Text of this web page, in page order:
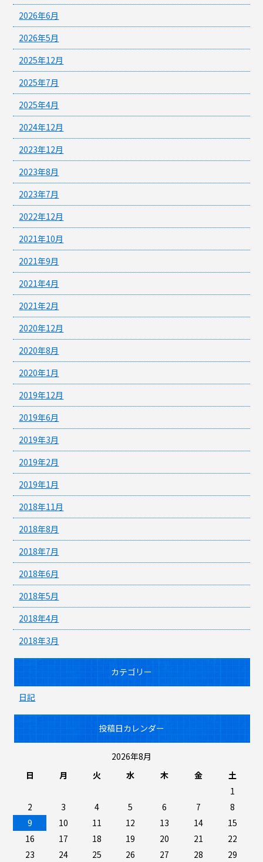
2026年6月
2026年5月
2025年12月
2025年7月
2025年4月
2024年12月
2023年12月
2023年8月
2023年7月
2022年12月
2021年10月
2021年9月
2021年4月
2021年2月
2020年12月
2020年8月
2020年1月
2019年12月
2019年6月
2019年3月
2019年2月
2019年1月
2018年11月
2018年8月
2018年7月
2018年6月
2018年5月
2018年4月
2018年3月
カテゴリー
日記
投稿日カレンダー
2026年8月
日
月 火 水 木 金
土
1
2
3 4 5 6 7
8
9
10 11 12 13 14
15
16
17 18 19 20 21
22
23
24 25 26 27 28 29